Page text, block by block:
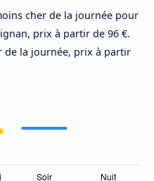
cher de la journée pour
prix à partir de 96 €.
de la journée, prix à partir